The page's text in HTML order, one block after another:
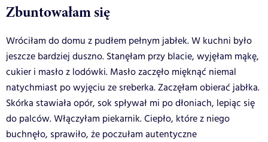
Zbuntowałam się
Wróciłam do domu z pudłem pełnym jabłek. W kuchni było
jeszcze bardziej duszno. Stanęłam przy blacie, wyjęłam mąkę,
cukier i masło z lodówki. Masło zaczęło mięknąć niemal
natychmiast po wyjęciu ze sreberka. Zaczęłam obierać jabłka.
Skórka stawiała opór, sok spływał mi po dłoniach, lepiąc się
do palców. Włączyłam piekarnik. Ciepło, które z niego
buchnęło, sprawiło, że poczułam autentyczne